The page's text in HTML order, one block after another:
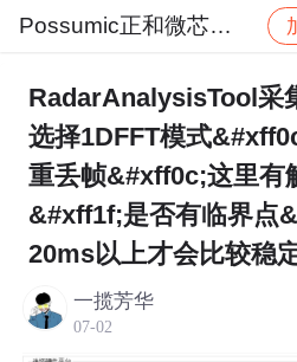
Possumic正和微芯官方社区
社区 Possumic正和微芯官
RadarAnalysisTool采
选择1DFFT模式
重丢帧&#xff0c;这里有
&#xff1f;是否有临界点
20ms以上才会比较稳
一揽芳华
07-02